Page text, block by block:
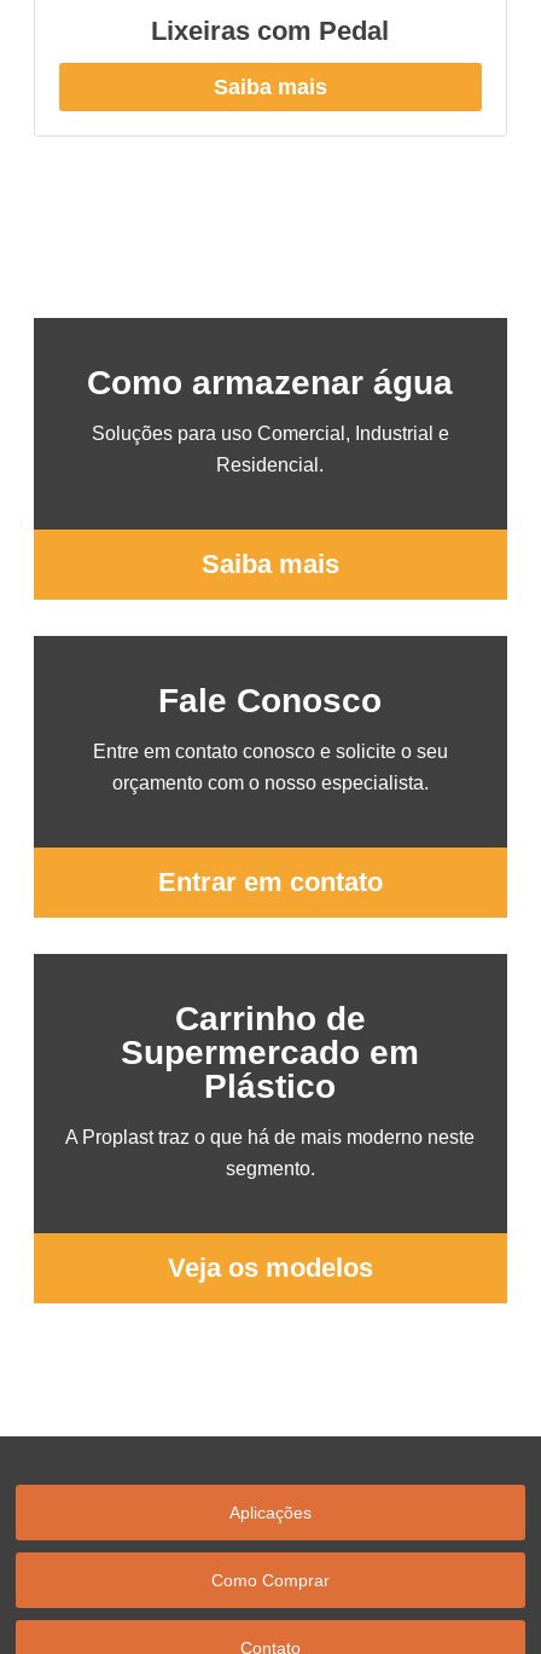
Lixeiras com Pedal
Saiba mais
Como armazenar água
Soluções para uso Comercial, Industrial e
Residencial.
Saiba mais
Fale Conosco
Entre em contato conosco e solicite o seu
orçamento com o nosso especialista.
Entrar em contato
Carrinho de
Supermercado em
Plástico
A Proplast traz o que há de mais moderno neste
segmento.
Veja os modelos
Aplicações
Como Comprar
Contato